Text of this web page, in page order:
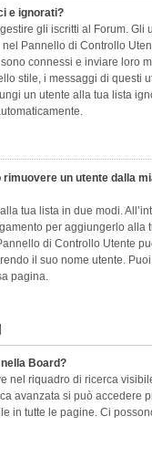
e ignorati?
gli iscritti al Forum. Gli
Pannello di Controllo
connessi e inviare loro
stile, i messaggi di questi
un utente alla tua lista
un utente dalla
tua lista in due modi.
per aggiungerlo alla
di Controllo Utente
il suo nome utente.
pagina.
Board?
nel riquadro di ricerca
avanzata si può accedere
in tutte le pagine. Ci